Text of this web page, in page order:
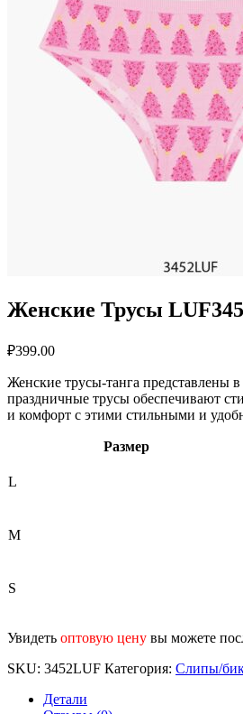
Женские Трусы
₽399.00
Женские трусы-танга представлены
праздничные трусы обеспечивают
и комфорт с этими стильными и
Размер
L
M
S
Увидеть оптовую цену вы можете
SKU: 3452LUF Категория: Слипы/
Детали